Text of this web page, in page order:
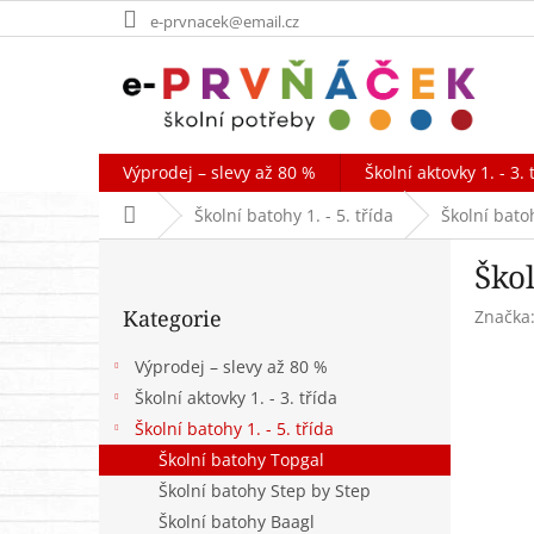
na
e-prvnacek@email.cz
Výprodej – slevy až 80 % Školní aktovky 1. - 3.
Domů Školní batohy 1. - 5. třída Školní
P
kategorie
Kategorie
Výprodej – slevy až 80 %
Školní aktovky 1. - 3. třída
Školní batohy 1. - 5. třída
Školní batohy Topgal
Školní batohy Step by Step
Školní batohy Baagl
Značka: